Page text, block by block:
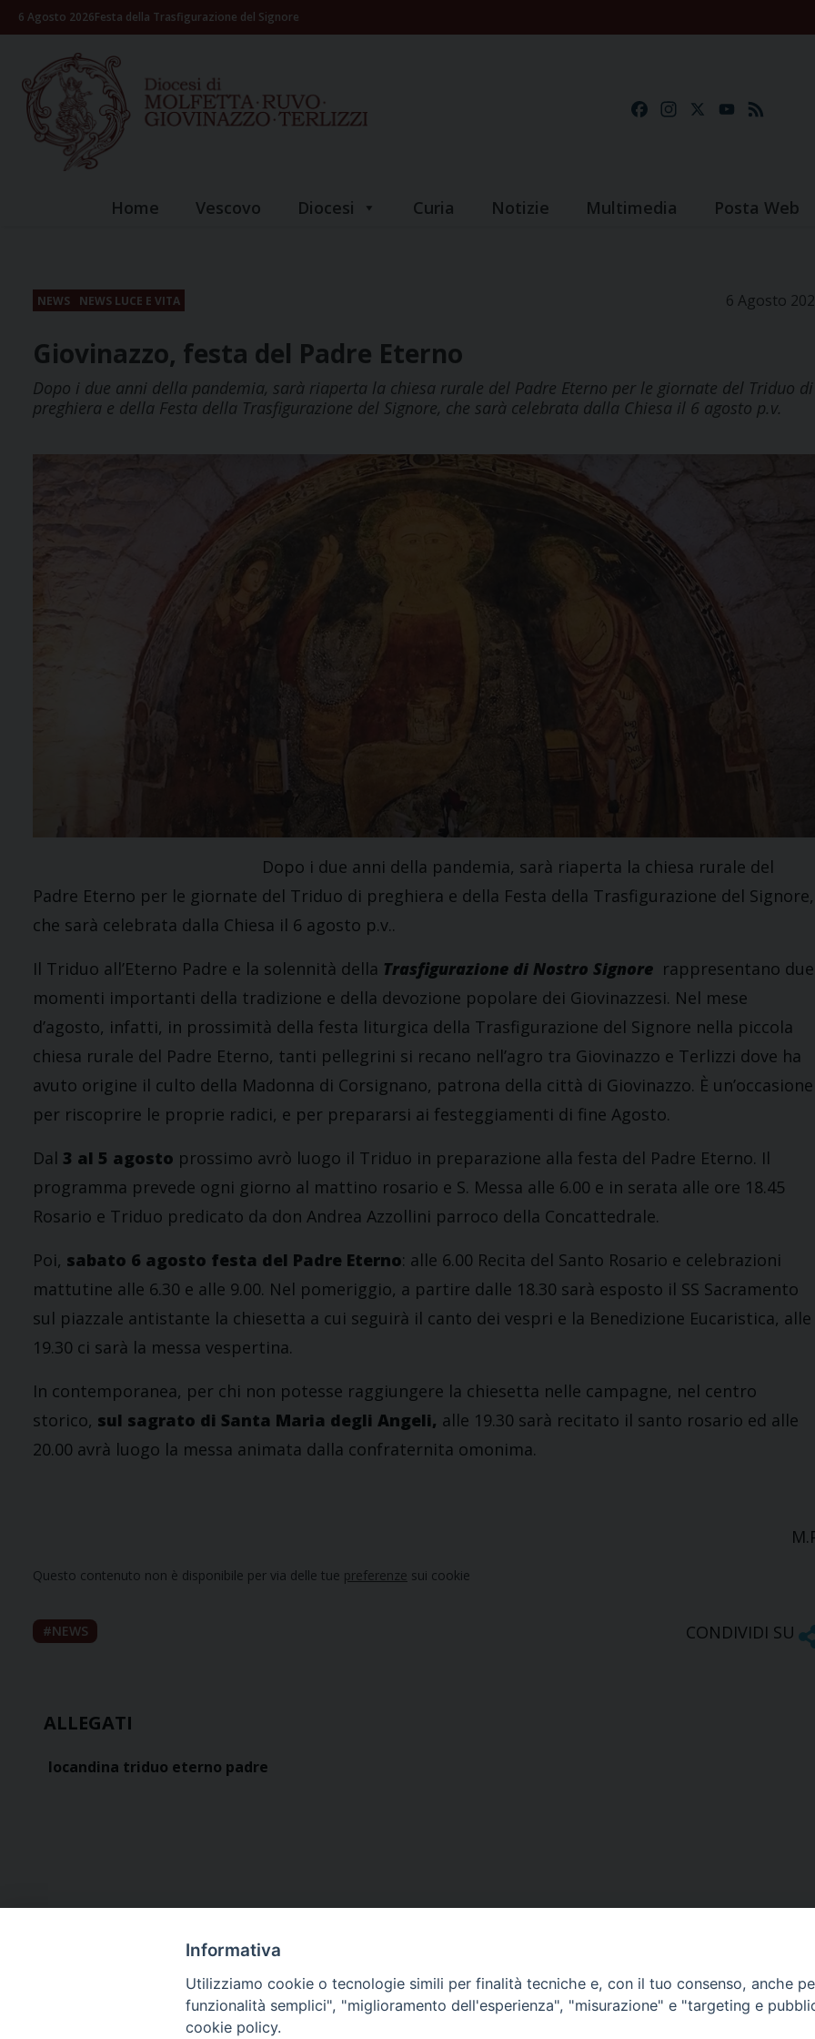
Skip6 Agosto 2026Festa della Trasfigurazione del Signore
FacebookInstagramYouTube
Home Vescovo Diocesi Curia Notizie Multimedia Posta Web
NEWS NEWS LUCE E VITA 6 Agosto
Giovinazzo, festa del Padre Eterno
Dopo i due anni della pandemia, sarà riaperta la chiesa rurale del Padre Eterno per le giornate del Triduo di
preghiera e della Festa della Trasfigurazione del Signore, che sarà celebrata dalla Chiesa il 6 agosto p.v.
Dopo i due anni della pandemia, sarà riaperta la chiesa rurale del
Padre Eterno per le giornate del Triduo di preghiera e della Festa della Trasfigurazione del Signore,
che sarà celebrata dalla Chiesa il 6 agosto p.v..
Il Triduo all’Eterno Padre e la solennità della Trasfigurazione di Nostro Signore rappresentano due
momenti importanti della tradizione e della devozione popolare dei Giovinazzesi. Nel mese
d’agosto, infatti, in prossimità della festa liturgica della Trasfigurazione del Signore nella piccola
chiesa rurale del Padre Eterno, tanti pellegrini si recano nell’agro tra Giovinazzo e Terlizzi dove ha
avuto origine il culto della Madonna di Corsignano, patrona della città di Giovinazzo. È un’occasione
per riscoprire le proprie radici, e per prepararsi ai festeggiamenti di fine Agosto.
Dal 3 al 5 agosto prossimo avrò luogo il Triduo in preparazione alla festa del Padre Eterno. Il
programma prevede ogni giorno al mattino rosario e S. Messa alle 6.00 e in serata alle ore 18.45
Rosario e Triduo predicato da don Andrea Azzollini parroco della Concattedrale.
Poi, sabato 6 agosto festa del Padre Eterno: alle 6.00 Recita del Santo Rosario e celebrazioni
mattutine alle 6.30 e alle 9.00. Nel pomeriggio, a partire dalle 18.30 sarà esposto il SS Sacramento
sul piazzale antistante la chiesetta a cui seguirà il canto dei vespri e la Benedizione Eucaristica, alle
19.30 ci sarà la messa vespertina.
In contemporanea, per chi non potesse raggiungere la chiesetta nelle campagne, nel centro
storico, sul sagrato di Santa Maria degli Angeli, alle 19.30 sarà recitato il santo rosario ed alle
20.00 avrà luogo la messa animata dalla confraternita omonima.
Questo contenuto non è disponibile per via delle tue preferenze sui cookie
NEWS CONDIVIDI SU
ALLEGATI
locandina triduo eterno padre
Informativa
Utilizziamo cookie o tecnologie simili per finalità tecniche e, con il tuo consenso, anche
funzionalità semplici", "miglioramento dell'esperienza", "misurazione" e "targeting e
cookie policy.